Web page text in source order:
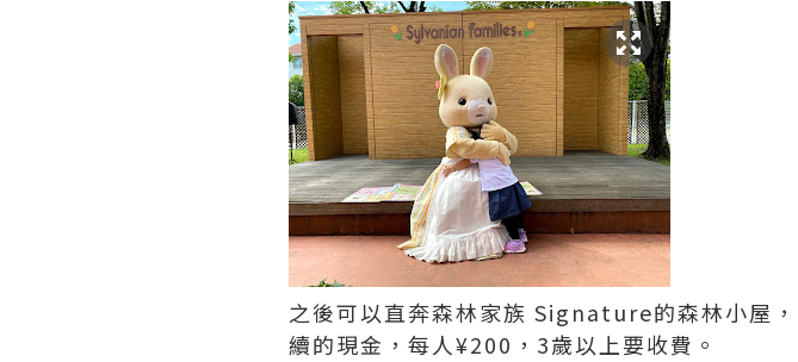
之後可以直奔森林家族 Signature的森林小屋
續的現金，每人¥200，3歲以上要收費。